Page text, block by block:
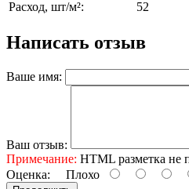
Расход, шт/м²:
52
Написать отзыв
Ваше имя:
Ваш отзыв:
Примечание: HTML разметка не
Оценка: Плохо